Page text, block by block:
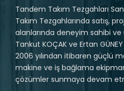
Tandem Takım Tezgahları
Takım Tezgahlarında satış,
alanlarında deneyim sahibi ve
Tankut KOÇAK ve Ertan
2006 yılından itibaren güçlü
makine ve iş bağlama
çözümler sunmaya devam